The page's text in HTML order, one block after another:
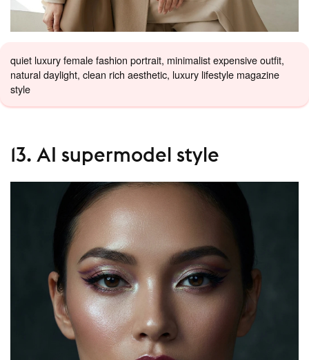
quiet luxury female fashion portrait, minimalist expensive outfit,
natural daylight, clean rich aesthetic, luxury lifestyle magazine
style
13. AI supermodel style